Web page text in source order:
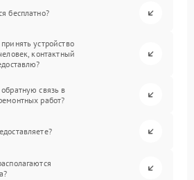
бесплатно?
устройство
контактный
связь в
работ?